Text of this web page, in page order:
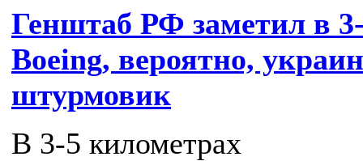
Генштаб РФ заметил в
Boeing, вероятно,
штурмовик
В 3-5 километрах